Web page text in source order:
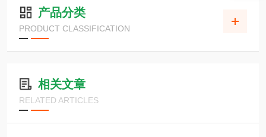
产品分类
PRODUCT CLASSIFICATION
相关文章
RELATED ARTICLES